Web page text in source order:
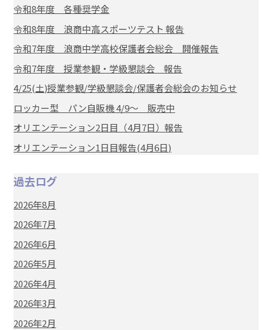
令和8年度 各種奨学金
令和8年度 浪商中高スポーツテスト 報告
令和7年度 浪商中学高校保護者会総会 開催報告
令和7年度 授業参観・学級懇談会 報告
4/25(土)授業参観/学級懇談会/保護者会総会のお知らせ
ロッカー型 パン自販機 4/9～ 販売中
オリエンテーション2日目（4月7日）報告
オリエンテーション1日目報告(4月6日)
過去ログ
2026年8月
2026年7月
2026年6月
2026年5月
2026年4月
2026年3月
2026年2月